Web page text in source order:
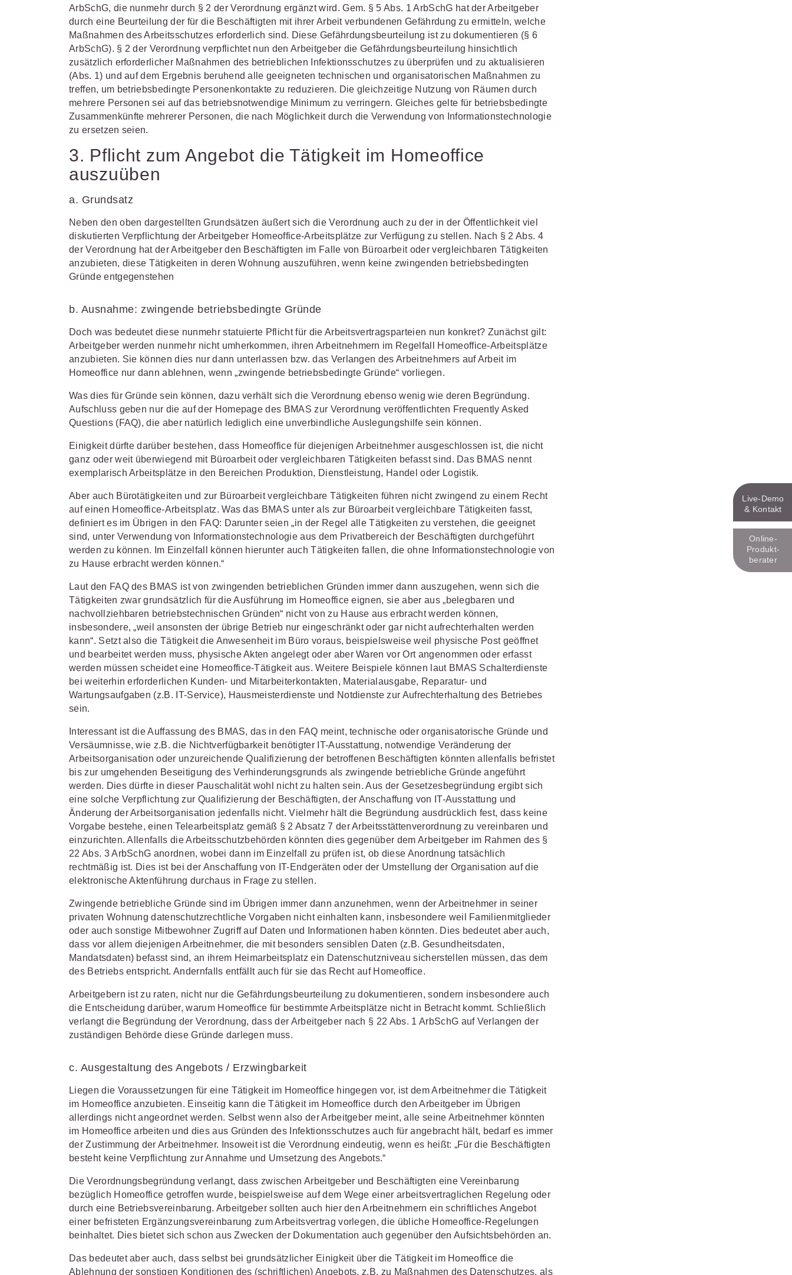
ArbSchG, die nunmehr durch § 2 der Verordnung ergänzt wird. Gem. § 5 Abs. 1 ArbSchG hat der Arbeitgeber
durch eine Beurteilung der für die Beschäftigten mit ihrer Arbeit verbundenen Gefährdung zu ermitteln, welche
Maßnahmen des Arbeitsschutzes erforderlich sind. Diese Gefährdungsbeurteilung ist zu dokumentieren (§ 6
ArbSchG). § 2 der Verordnung verpflichtet nun den Arbeitgeber die Gefährdungsbeurteilung hinsichtlich
zusätzlich erforderlicher Maßnahmen des betrieblichen Infektionsschutzes zu überprüfen und zu aktualisieren
(Abs. 1) und auf dem Ergebnis beruhend alle geeigneten technischen und organisatorischen Maßnahmen zu
treffen, um betriebsbedingte Personenkontakte zu reduzieren. Die gleichzeitige Nutzung von Räumen durch
mehrere Personen sei auf das betriebsnotwendige Minimum zu verringern. Gleiches gelte für betriebsbedingte
Zusammenkünfte mehrerer Personen, die nach Möglichkeit durch die Verwendung von Informationstechnologie
zu ersetzen seien.
3. Pflicht zum Angebot die Tätigkeit im Homeoffice
auszuüben
a. Grundsatz
Neben den oben dargestellten Grundsätzen äußert sich die Verordnung auch zu der in der Öffentlichkeit viel
diskutierten Verpflichtung der Arbeitgeber Homeoffice-Arbeitsplätze zur Verfügung zu stellen. Nach § 2 Abs. 4
der Verordnung hat der Arbeitgeber den Beschäftigten im Falle von Büroarbeit oder vergleichbaren Tätigkeiten
anzubieten, diese Tätigkeiten in deren Wohnung auszuführen, wenn keine zwingenden betriebsbedingten
Gründe entgegenstehen
b. Ausnahme: zwingende betriebsbedingte Gründe
Doch was bedeutet diese nunmehr statuierte Pflicht für die Arbeitsvertragsparteien nun konkret? Zunächst gilt:
Arbeitgeber werden nunmehr nicht umherkommen, ihren Arbeitnehmern im Regelfall Homeoffice-Arbeitsplätze
anzubieten. Sie können dies nur dann unterlassen bzw. das Verlangen des Arbeitnehmers auf Arbeit im
Homeoffice nur dann ablehnen, wenn „zwingende betriebsbedingte Gründe“ vorliegen.
Was dies für Gründe sein können, dazu verhält sich die Verordnung ebenso wenig wie deren Begründung.
Aufschluss geben nur die auf der Homepage des BMAS zur Verordnung veröffentlichten Frequently Asked
Questions (FAQ), die aber natürlich lediglich eine unverbindliche Auslegungshilfe sein können.
Einigkeit dürfte darüber bestehen, dass Homeoffice für diejenigen Arbeitnehmer ausgeschlossen ist, die nicht
ganz oder weit überwiegend mit Büroarbeit oder vergleichbaren Tätigkeiten befasst sind. Das BMAS nennt
exemplarisch Arbeitsplätze in den Bereichen Produktion, Dienstleistung, Handel oder Logistik.
Aber auch Bürotätigkeiten und zur Büroarbeit vergleichbare Tätigkeiten führen nicht zwingend zu einem Recht
auf einen Homeoffice-Arbeitsplatz. Was das BMAS unter als zur Büroarbeit vergleichbare Tätigkeiten fasst,
definiert es im Übrigen in den FAQ: Darunter seien „in der Regel alle Tätigkeiten zu verstehen, die geeignet
sind, unter Verwendung von Informationstechnologie aus dem Privatbereich der Beschäftigten durchgeführt
werden zu können. Im Einzelfall können hierunter auch Tätigkeiten fallen, die ohne Informationstechnologie von
zu Hause erbracht werden können.“
Laut den FAQ des BMAS ist von zwingenden betrieblichen Gründen immer dann auszugehen, wenn sich die
Tätigkeiten zwar grundsätzlich für die Ausführung im Homeoffice eignen, sie aber aus „belegbaren und
nachvollziehbaren betriebstechnischen Gründen“ nicht von zu Hause aus erbracht werden können,
insbesondere, „weil ansonsten der übrige Betrieb nur eingeschränkt oder gar nicht aufrechterhalten werden
kann“. Setzt also die Tätigkeit die Anwesenheit im Büro voraus, beispielsweise weil physische Post geöffnet
und bearbeitet werden muss, physische Akten angelegt oder aber Waren vor Ort angenommen oder erfasst
werden müssen scheidet eine Homeoffice-Tätigkeit aus. Weitere Beispiele können laut BMAS Schalterdienste
bei weiterhin erforderlichen Kunden- und Mitarbeiterkontakten, Materialausgabe, Reparatur- und
Wartungsaufgaben (z.B. IT-Service), Hausmeisterdienste und Notdienste zur Aufrechterhaltung des Betriebes
sein.
Interessant ist die Auffassung des BMAS, das in den FAQ meint, technische oder organisatorische Gründe und
Versäumnisse, wie z.B. die Nichtverfügbarkeit benötigter IT-Ausstattung, notwendige Veränderung der
Arbeitsorganisation oder unzureichende Qualifizierung der betroffenen Beschäftigten könnten allenfalls befristet
bis zur umgehenden Beseitigung des Verhinderungsgrunds als zwingende betriebliche Gründe angeführt
werden. Dies dürfte in dieser Pauschalität wohl nicht zu halten sein. Aus der Gesetzesbegründung ergibt sich
eine solche Verpflichtung zur Qualifizierung der Beschäftigten, der Anschaffung von IT-Ausstattung und
Änderung der Arbeitsorganisation jedenfalls nicht. Vielmehr hält die Begründung ausdrücklich fest, dass keine
Vorgabe bestehe, einen Telearbeitsplatz gemäß § 2 Absatz 7 der Arbeitsstättenverordnung zu vereinbaren und
einzurichten. Allenfalls die Arbeitsschutzbehörden könnten dies gegenüber dem Arbeitgeber im Rahmen des §
22 Abs. 3 ArbSchG anordnen, wobei dann im Einzelfall zu prüfen ist, ob diese Anordnung tatsächlich
rechtmäßig ist. Dies ist bei der Anschaffung von IT-Endgeräten oder der Umstellung der Organisation auf die
elektronische Aktenführung durchaus in Frage zu stellen.
Zwingende betriebliche Gründe sind im Übrigen immer dann anzunehmen, wenn der Arbeitnehmer in seiner
privaten Wohnung datenschutzrechtliche Vorgaben nicht einhalten kann, insbesondere weil Familienmitglieder
oder auch sonstige Mitbewohner Zugriff auf Daten und Informationen haben könnten. Dies bedeutet aber auch,
dass vor allem diejenigen Arbeitnehmer, die mit besonders sensiblen Daten (z.B. Gesundheitsdaten,
Mandatsdaten) befasst sind, an ihrem Heimarbeitsplatz ein Datenschutzniveau sicherstellen müssen, das dem
des Betriebs entspricht. Andernfalls entfällt auch für sie das Recht auf Homeoffice.
Arbeitgebern ist zu raten, nicht nur die Gefährdungsbeurteilung zu dokumentieren, sondern insbesondere auch
die Entscheidung darüber, warum Homeoffice für bestimmte Arbeitsplätze nicht in Betracht kommt. Schließlich
verlangt die Begründung der Verordnung, dass der Arbeitgeber nach § 22 Abs. 1 ArbSchG auf Verlangen der
zuständigen Behörde diese Gründe darlegen muss.
c. Ausgestaltung des Angebots / Erzwingbarkeit
Liegen die Voraussetzungen für eine Tätigkeit im Homeoffice hingegen vor, ist dem Arbeitnehmer die Tätigkeit
im Homeoffice anzubieten. Einseitig kann die Tätigkeit im Homeoffice durch den Arbeitgeber im Übrigen
allerdings nicht angeordnet werden. Selbst wenn also der Arbeitgeber meint, alle seine Arbeitnehmer könnten
im Homeoffice arbeiten und dies aus Gründen des Infektionsschutzes auch für angebracht hält, bedarf es immer
der Zustimmung der Arbeitnehmer. Insoweit ist die Verordnung eindeutig, wenn es heißt: „Für die Beschäftigten
besteht keine Verpflichtung zur Annahme und Umsetzung des Angebots.“
Die Verordnungsbegründung verlangt, dass zwischen Arbeitgeber und Beschäftigten eine Vereinbarung
bezüglich Homeoffice getroffen wurde, beispielsweise auf dem Wege einer arbeitsvertraglichen Regelung oder
durch eine Betriebsvereinbarung. Arbeitgeber sollten auch hier den Arbeitnehmern ein schriftliches Angebot
einer befristeten Ergänzungsvereinbarung zum Arbeitsvertrag vorlegen, die übliche Homeoffice-Regelungen
beinhaltet. Dies bietet sich schon aus Zwecken der Dokumentation auch gegenüber den Aufsichtsbehörden an.
Das bedeutet aber auch, dass selbst bei grundsätzlicher Einigkeit über die Tätigkeit im Homeoffice die
Ablehnung der sonstigen Konditionen des (schriftlichen) Angebots, z.B. zu Maßnahmen des Datenschutzes, als
Live‑Demo
& Kontakt
Online-
Produkt­
berater